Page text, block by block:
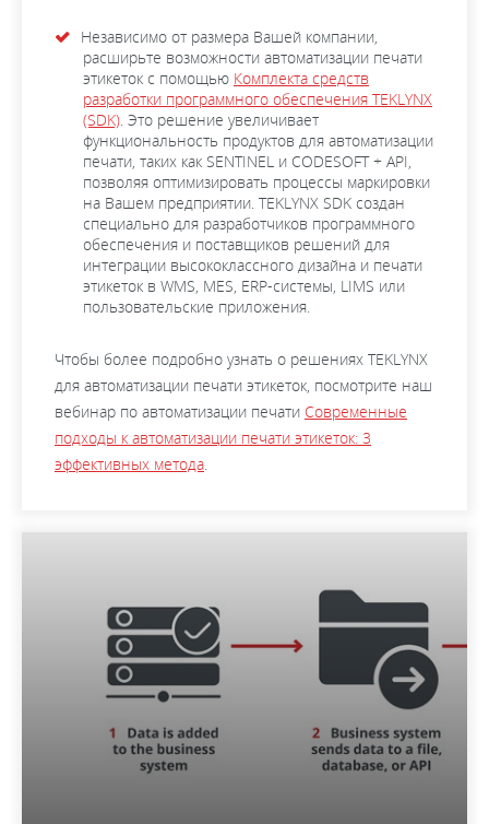
Независимо от размера Вашей компании,
расширьте возможности автоматизации печати
этикеток с помощью Комплекта средств
разработки программного обеспечения TEKLYNX
(SDK). Это решение увеличивает
функциональность продуктов для автоматизации
печати, таких как SENTINEL и CODESOFT + API,
позволяя оптимизировать процессы маркировки
на Вашем предприятии. TEKLYNX SDK создан
специально для разработчиков программного
обеспечения и поставщиков решений для
интеграции высококлассного дизайна и печати
этикеток в WMS, MES, ERP-системы, LIMS или
пользовательские приложения.
Чтобы более подробно узнать о решениях TEKLYNX
для автоматизации печати этикеток, посмотрите наш
вебинар по автоматизации печати Современные
подходы к автоматизации печати этикеток: 3
эффективных метода.